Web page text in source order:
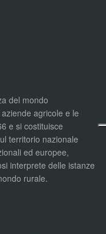
del mondo
agricole e le
e si costituisce
territorio nazionale
ed europee,
interprete delle istanze
rurale.